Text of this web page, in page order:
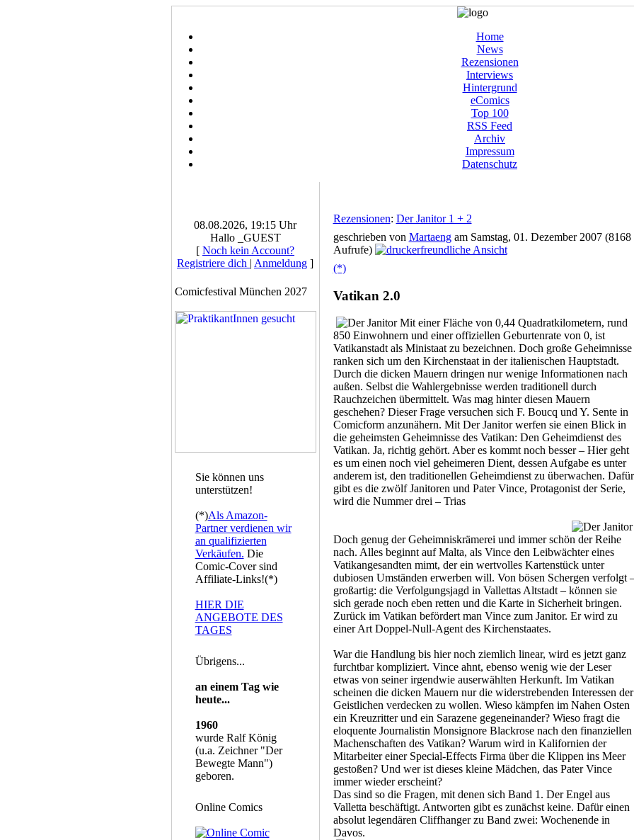
Home
News
Rezensionen
Interviews
Hintergrund
eComics
Top 100
RSS Feed
Archiv
Impressum
Datenschutz
08.08.2026, 19:15 Uhr
Hallo _GUEST
[ Noch kein Account?
Registriere dich | Anmeldung ]
Comicfestival München 2027
Sie können uns
unterstützen!
(*)Als Amazon-
Partner verdienen wir
an qualifizierten
Verkäufen. Die
Comic-Cover sind
Affiliate-Links!(*)
HIER DIE
ANGEBOTE DES
TAGES
Übrigens...
an einem Tag wie
heute...
1960
wurde Ralf König
(u.a. Zeichner "Der
Bewegte Mann")
geboren.
Online Comics
Rezensionen: Der Janitor 1 + 2
geschrieben von Martaengam Samstag, 01. Dezember 2007 (8168
Aufrufe)
(*)
Vatikan 2.0
Mit einer Fläche von 0,44 Quadratkilometern, rund
850 Einwohnern und einer offiziellen Geburtenrate von 0, ist
Vatikanstadt als Ministaat zu bezeichnen. Doch große Geheimnisse
ranken sich um den Kirchenstaat in der italienischen Hauptstadt.
Durch die dicken Mauern dringen nur wenige Informationen nach
außen. Selbst die Wahlergebnisse werden traditionell durch
Rauchzeichen übermittelt. Was mag hinter diesen Mauern
geschehen? Dieser Frage versuchen sich F. Boucq und Y. Sente in
Comicform anzunähern. Mit Der Janitor werfen sie einen Blick in
die geheimsten Geheimnisse des Vatikan: Den Geheimdienst des
Vatikan. Ja, richtig gehört. Aber es kommt noch besser – Hier geht
es um einen noch viel geheimeren Dient, dessen Aufgabe es unter
anderem ist, den traditionellen Geheimdienst zu überwachen. Dafür
gibt es die zwölf Janitoren und Pater Vince, Protagonist der Serie,
wird die Nummer drei – Trias
Doch genug der Geheimniskrämerei und immer schön der Reihe
nach. Alles beginnt auf Malta, als Vince den Leibwächter eines
Vatikangesandten mimt, der ein wertvolles Kartenstück unter
dubiosen Umständen erwerben will. Von bösen Schergen verfolgt
großartig: die Verfolgungsjagd in Vallettas Altstadt – können sie
sich gerade noch eben retten und die Karte in Sicherheit bringen.
Zurück im Vatikan befördert man Vince zum Janitor. Er wird zu
einer Art Doppel-Null-Agent des Kirchenstaates.
War die Handlung bis hier noch ziemlich linear, wird es jetzt ganz
furchtbar kompliziert. Vince ahnt, ebenso wenig wie der Leser
etwas von seiner irgendwie auserwählten Herkunft. Im Vatikan
scheinen die dicken Mauern nur die widerstrebenden Interessen der
Geistlichen verdecken zu wollen. Wieso kämpfen im Nahen Osten
ein Kreuzritter und ein Sarazene gegeneinander? Wieso fragt die
eloquente Journalistin Monsignore Blackrose nach den finanziellen
Machenschaften des Vatikan? Warum wird in Kalifornien der
Mitarbeiter einer Special-Effects Firma über die Klippen ins Meer
gestoßen? Und wer ist dieses kleine Mädchen, das Pater Vince
immer wieder erscheint?
Das sind so die Fragen, mit denen sich Band 1. Der Engel aus
Valletta beschäftigt. Antworten gibt es zunächst keine. Dafür einen
absolut legendären Cliffhanger zu Band zwei: Wochenende in
Davos.